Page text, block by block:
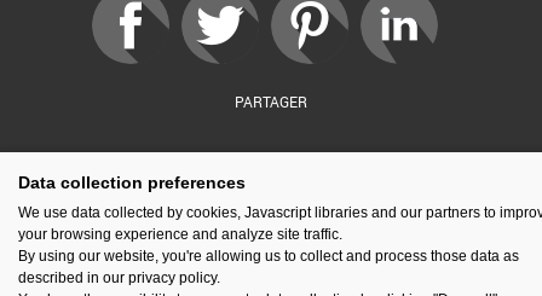
PARTAGER
par : Financé par :
Data collection preferences
We use data collected by cookies, Javascript libraries and our partners to
your browsing experience and analyze site traffic.
By using our website, you're allowing us to collect and process those data as
described in our privacy policy.